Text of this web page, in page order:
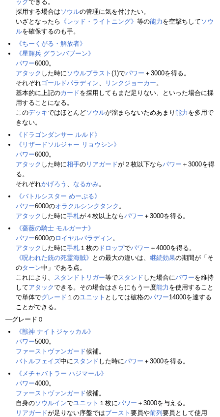
ックできる。
採用する場合は ソウルの管理に気を付けたい。
いざとなったら 《レッド・ライトニング》 等の能力 を空撃ちして ソウ
ルを確保するのも手。
《ちーくがる・解放者》
《星輝兵 グランバブーン》
パワー6000。
アタック した時に ソウルブラスト (1)でパワー ＋3000を得る。
それぞれゴールドパラディン リンクジョーカー 。
基本的に上記のカードを採用してもまだ足りない、といった場合に採
用することになる。
このデッキではほとんどソウルが溜まらないためあまり 能力 を多用で
きない。
《ドラゴンダンサー ルルド》
《リザードソルジャー リョウシン》
パワー6000。
アタック した時に相手の リアガードが２枚以下ならパワー ＋3000を得
る。
それぞれかげろう なるかみ。
《バトルシスター めーぷる》
パワー6000のオラクルシンクタンク 。
アタック した時に手札が４枚以上ならパワー ＋3000を得る。
《薔薇の騎士 モルガーナ》
パワー6000のロイヤルパラディン 。
アタック した時に手札 １枚の ドロップでパワー ＋4000を得る。
《呪われた銃の死霊海賊》 との最大の違いは、 継続効果の期間が「そ
のターン中」である点。
これにより、
スタンドトリガー等でスタンド した場合にパワーを維持
してアタックできる。その場合はさらにもう一度能力 を使用すること
で単体でグレード １のユニット としては破格のパワー14000を達する
ことができる。
―グレード０
《獣神 ナイトジャッカル》
パワー5000。
ファーストヴァンガード候補。
バトルフェイズ中に スタンド した時にパワー ＋3000を得る。
《メチャバトラー ハジマール》
パワー4000。
ファーストヴァンガード候補。
自身のソウルインでユニット １枚にパワー ＋3000を与える。
リアガードが足りない序盤ではブースト 要員や前列要員として使用